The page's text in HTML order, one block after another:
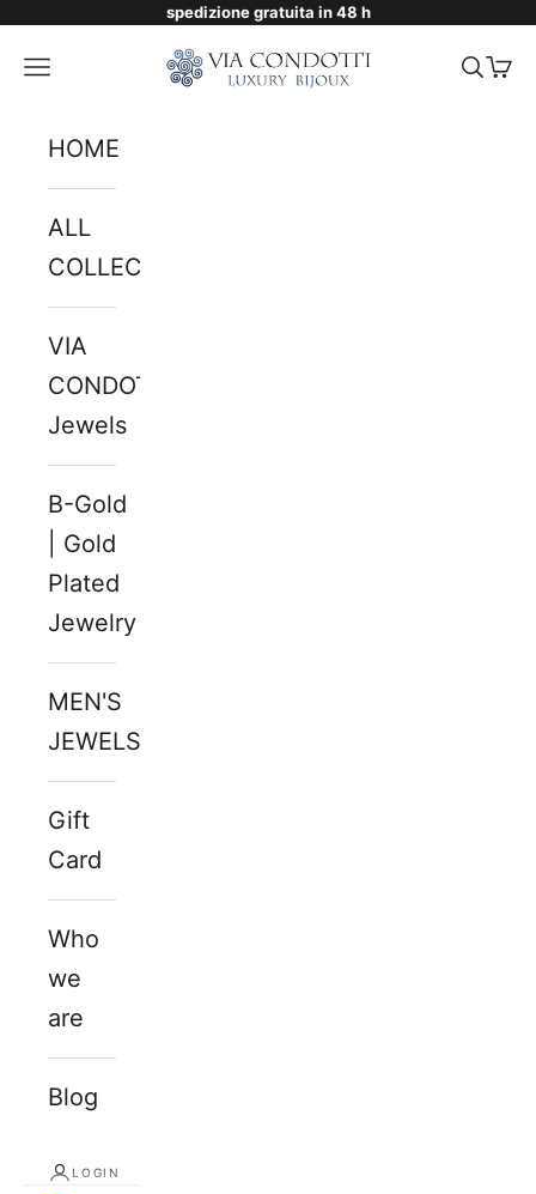
Skip to contentspedizione gratuita in 48 h
Via Condotti Store
Navigation menu Search
Cart
HOME
ALL
COLLECTIONS
VIA
CONDOTTI
Jewels
B-Gold
| Gold
Plated
Jewelry
MEN'S
JEWELS
Gift
Card
Who
we
are
Blog
LOGIN